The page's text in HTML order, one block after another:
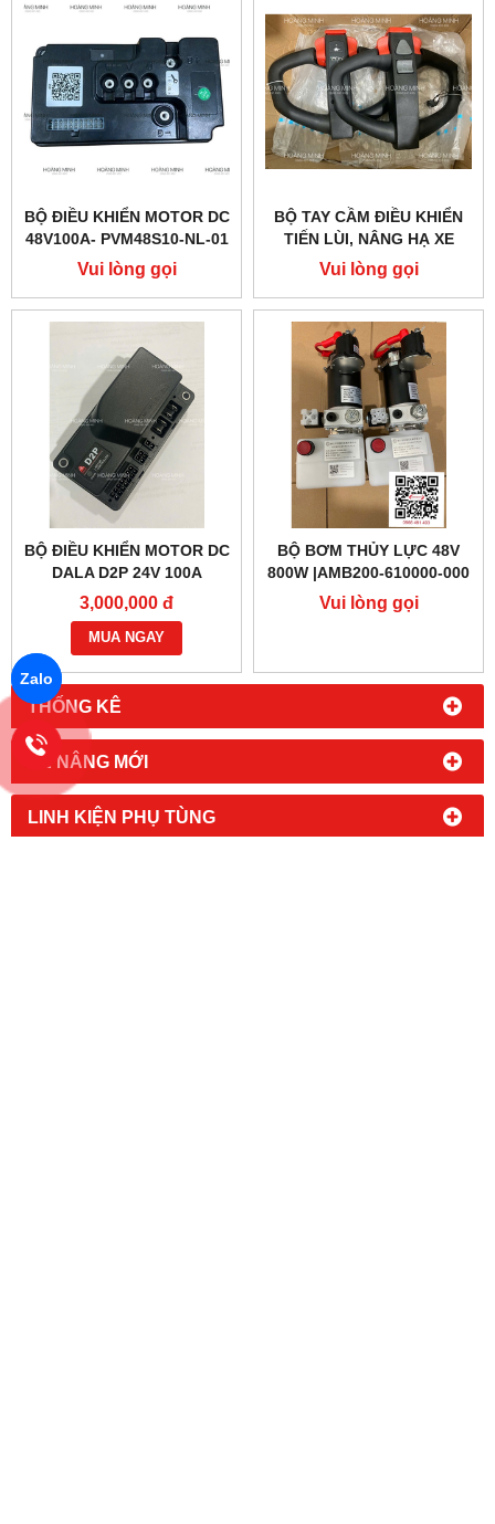
THỐNG KÊ
XE NÂNG MỚI
LINH KIỆN PHỤ TÙNG
BỘ ĐIỀU KHIỂN MOTOR DC
48V100A- PVM48S10-NL-01
(PTE20Q)
Vui lòng gọi
BỘ TAY CẦM ĐIỀU KHIỂN
TIẾN LÙI, NÂNG HẠ XE
NÂNG ĐIỆN PTE15QA
Vui lòng gọi
BỘ ĐIỀU KHIỂN MOTOR DC
DALA D2P 24V 100A
3,000,000 đ
MUA NGAY
BỘ BƠM THỦY LỰC 48V
800W |AMB200-610000-000
Vui lòng gọi
Zalo